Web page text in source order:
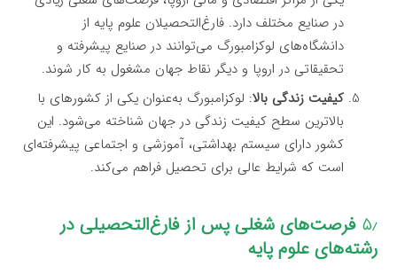
در صنایع مختلف دارد. فارغ‌التحصیلان علوم پایه از
دانشگاه‌های لوکزامبورگ می‌توانند در صنایع پیشرفته و
تحقیقاتی در اروپا و دیگر نقاط جهان مشغول به کار شوند.
کیفیت زندگی بالا: لوکزامبورگ به‌عنوان یکی از کشورهای با
بالاترین سطح کیفیت زندگی در جهان شناخته می‌شود. این
کشور دارای سیستم بهداشتی، آموزشی و اجتماعی پیشرفته‌ای
است که شرایط عالی برای تحصیل فراهم می‌کند.
۵٫ فرصت‌های شغلی پس از فارغ‌التحصیلی در
رشته‌های علوم پایه